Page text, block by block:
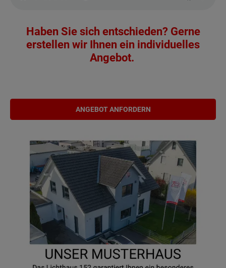
Haben Sie sich entschieden? Gerne
erstellen wir Ihnen ein individuelles
Angebot.
ANGEBOT ANFORDERN